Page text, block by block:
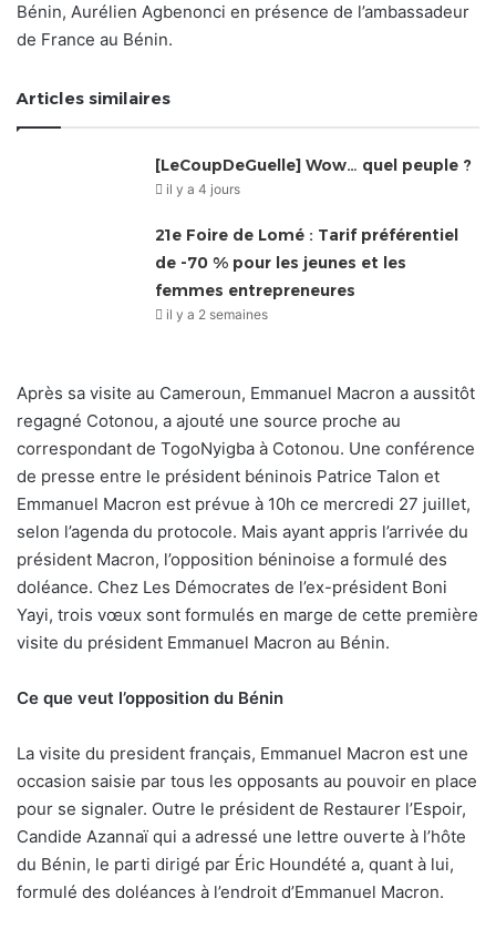
Bénin, Aurélien Agbenonci en présence de l’ambassadeur
de France au Bénin.
Articles similaires
[LeCoupDeGuelle] Wow… quel peuple ?
il y a 4 jours
21e Foire de Lomé : Tarif préférentiel
de -70 % pour les jeunes et les
femmes entrepreneures
il y a 2 semaines
Après sa visite au Cameroun, Emmanuel Macron a aussitôt
regagné Cotonou, a ajouté une source proche au
correspondant de TogoNyigba à Cotonou. Une conférence
de presse entre le président béninois Patrice Talon et
Emmanuel Macron est prévue à 10h ce mercredi 27 juillet,
selon l’agenda du protocole. Mais ayant appris l’arrivée du
président Macron, l’opposition béninoise a formulé des
doléance. Chez Les Démocrates de l’ex-président Boni
Yayi, trois vœux sont formulés en marge de cette première
visite du président Emmanuel Macron au Bénin.
Ce que veut l’opposition du Bénin
La visite du president français, Emmanuel Macron est une
occasion saisie par tous les opposants au pouvoir en place
pour se signaler. Outre le président de Restaurer l’Espoir,
Candide Azannaï qui a adressé une lettre ouverte à l’hôte
du Bénin, le parti dirigé par Éric Houndété a, quant à lui,
formulé des doléances à l’endroit d’Emmanuel Macron.